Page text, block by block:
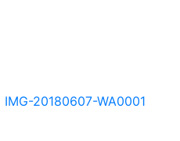
IMG-20180607-WA0001